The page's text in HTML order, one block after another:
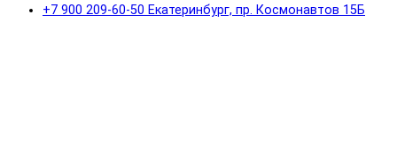
+7 900 209-60-50 Екатеринбург, пр. Космонавтов 15Б